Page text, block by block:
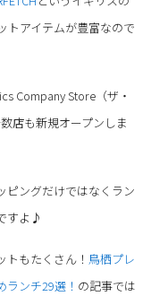
トアイテムが豊富なので
Company Store（ザ・
店も新規オープンしま
ピングだけではなくラン
すよ♪
もたくさん！ 鳥栖プレ
ンチ29選！ の記事では